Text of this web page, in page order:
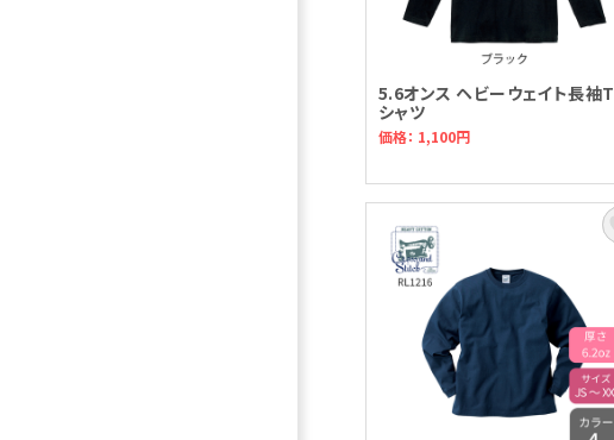
5.6オンス ヘビーウェイト長袖T
シャツ
価格： 1,100円